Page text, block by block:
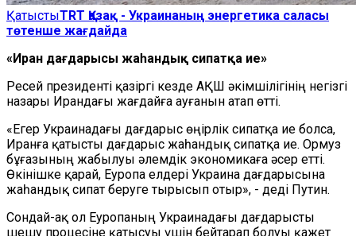
ҚатыстыTRT Қазақ - Украинаның энергетика саласы
төтенше жағдайда
«Иран дағдарысы жаһандық сипатқа ие»
Ресей президенті қазіргі кезде АҚШ әкімшілігінің негізгі
назары Ирандағы жағдайға ауғанын атап өтті.
«Егер Украинадағы дағдарыс өңірлік сипатқа ие болса,
Иранға қатысты дағдарыс жаһандық сипатқа ие. Ормуз
бұғазының жабылуы әлемдік экономикаға әсер етті.
Өкінішке қарай, Еуропа елдері Украина дағдарысына
жаһандық сипат беруге тырысып отыр», - деді Путин.
Сондай-ақ ол Еуропаның Украинадағы дағдарысты
шешу процесіне қатысуы үшін бейтарап болуы қажет